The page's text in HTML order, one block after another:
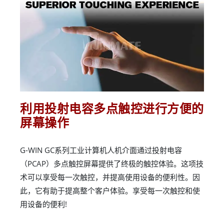
利用投射电容多点触控进行方便的
屏幕操作
G-WIN GC系列工业计算机人机介面通过投射电容
（PCAP）多点触控屏幕提供了终极的触控体验。这项技
术可以享受每一次触控，并提高使用设备的便利性。因
此，它有助于提高整个客户体验。享受每一次触控和使
用设备的便利!